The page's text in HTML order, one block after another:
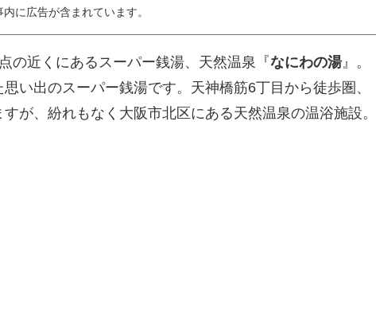
内に広告が含まれています。
の近くにあるスーパー銭湯、天然温泉『なにわの湯』。
い出のスーパー銭湯です。天神橋筋6丁目から徒歩圏、
が、紛れもなく大阪市北区にある天然温泉の温浴施設。